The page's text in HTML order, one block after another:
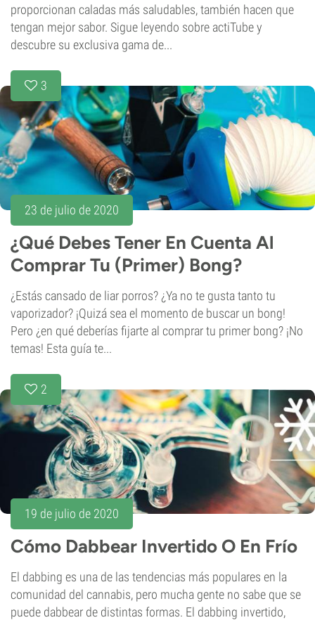
proporcionan caladas más saludables, también hacen que
tengan mejor sabor. Sigue leyendo sobre actiTube y
descubre su exclusiva gama de...
3
23 de julio de 2020
¿Qué Debes Tener En Cuenta Al
Comprar Tu (Primer) Bong?
¿Estás cansado de liar porros? ¿Ya no te gusta tanto tu
vaporizador? ¡Quizá sea el momento de buscar un bong!
Pero ¿en qué deberías fijarte al comprar tu primer bong? ¡No
temas! Esta guía te...
2
19 de julio de 2020
Cómo Dabbear Invertido O En Frío
El dabbing es una de las tendencias más populares en la
comunidad del cannabis, pero mucha gente no sabe que se
puede dabbear de distintas formas. El dabbing invertido,